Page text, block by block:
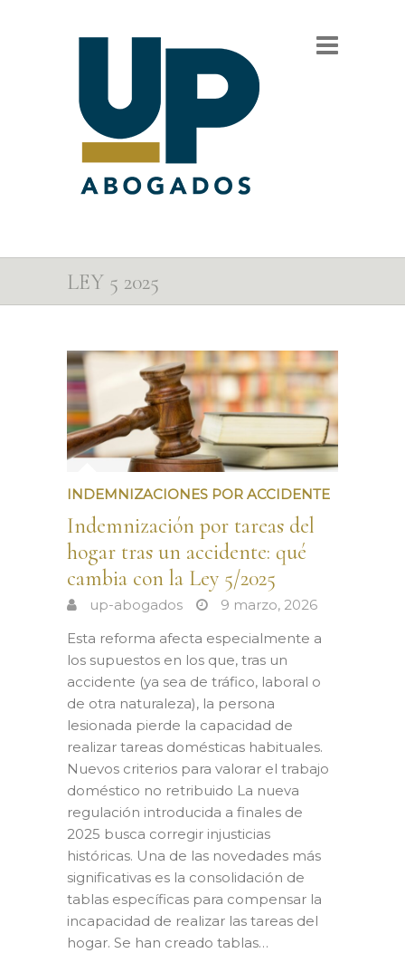
LEY 5 2025
INDEMNIZACIONES POR ACCIDENTE
Indemnización por tareas del
hogar tras un accidente: qué
cambia con la Ley 5/2025
up-abogados
9 marzo, 2026
Esta reforma afecta especialmente a
los supuestos en los que, tras un
accidente (ya sea de tráfico, laboral o
de otra naturaleza), la persona
lesionada pierde la capacidad de
realizar tareas domésticas habituales.
Nuevos criterios para valorar el trabajo
doméstico no retribuido La nueva
regulación introducida a finales de
2025 busca corregir injusticias
históricas. Una de las novedades más
significativas es la consolidación de
tablas específicas para compensar la
incapacidad de realizar las tareas del
hogar. Se han creado tablas…